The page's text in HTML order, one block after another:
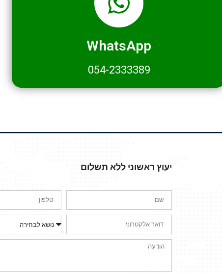
WhatsApp
054-2333389
יעוץ ראשוני ללא תשלום